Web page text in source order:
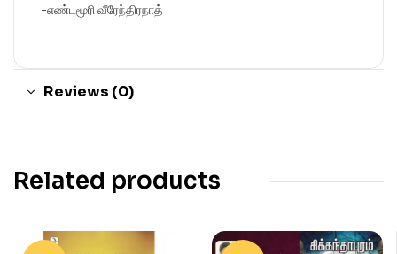
-எண்டமூரி வீரேந்திரநாத்
Reviews (0)
Related products